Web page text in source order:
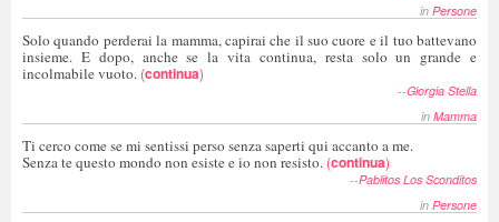
in Persone
Solo quando perderai la mamma, capirai che il suo cuore e il tuo battevano
insieme. E dopo, anche se la vita continua, resta solo un grande e
incolmabile vuoto. (continua)
--Giorgia Stella
in Mamma
Ti cerco come se mi sentissi perso senza saperti qui accanto a me.
Senza te questo mondo non esiste e io non resisto. (continua)
--Pablitos Los Sconditos
in Persone